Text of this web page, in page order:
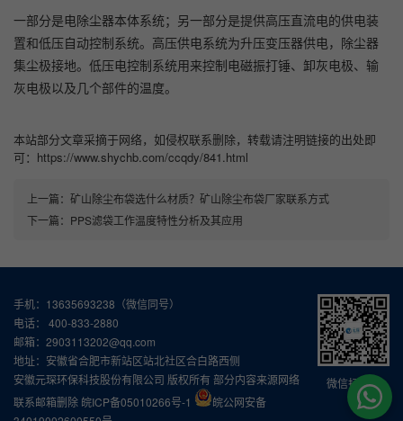
一部分是电除尘器本体系统；另一部分是提供高压直流电的供电装
置和低压自动控制系统。高压供电系统为升压变压器供电，除尘器
集尘极接地。低压电控制系统用来控制电磁振打锤、卸灰电极、输
灰电极以及几个部件的温度。
本站部分文章采摘于网络，如侵权联系删除，转载请注明链接的出处即
可：https://www.shychb.com/ccqdy/841.html
上一篇： 矿山除尘布袋选什么材质？矿山除尘布袋厂家联系方式
下一篇： PPS滤袋工作温度特性分析及其应用
微信扫一扫
手机：13635693238（微信同号）
电话： 400-833-2880
邮箱：2903113202@qq.com
地址：安徽省合肥市新站区站北社区合白路西侧
安徽元琛环保科技股份有限公司 版权所有 部分内容来源网络
联系邮箱删除 皖ICP备05010266号-1
皖公网安备